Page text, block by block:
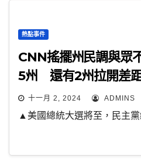
熱點事件
CNN搖擺州民調與眾
5州 還有2州拉開差
十一月 2, 2024 ADMINS
▲美國總統大選將至，民主